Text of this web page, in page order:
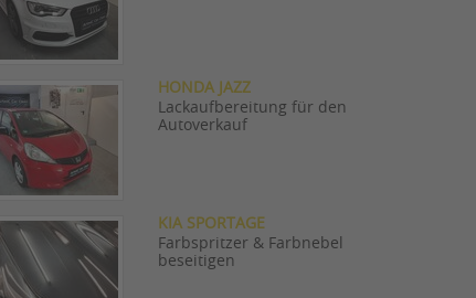
HONDA JAZZ
Lackaufbereitung für den
Autoverkauf
KIA SPORTAGE
Farbspritzer & Farbnebel
beseitigen